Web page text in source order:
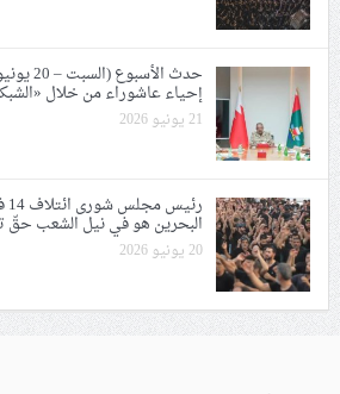
إحياء عاشوراء من خلال
21 يونيو 2026
البحرين هو في نيل الشعب حقّ
20 يونيو 2026